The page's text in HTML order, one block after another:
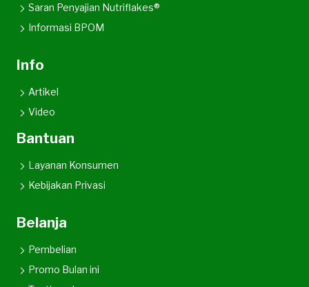
Saran Penyajian Nutriflakes®
Informasi BPOM
Info
Artikel
Video
Bantuan
Layanan Konsumen
Kebijakan Privasi
Belanja
Pembelian
Promo Bulan ini